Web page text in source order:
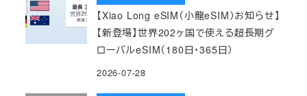
【Xiao Long eSIM（小龍eSIM）お知らせ】
【新登場】世界202ヶ国で使える超長期グ
ローバルeSIM（180日・365日）
2026-07-28